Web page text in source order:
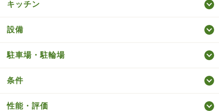
キッチン
設備
駐車場・駐輪場
条件
性能・評価